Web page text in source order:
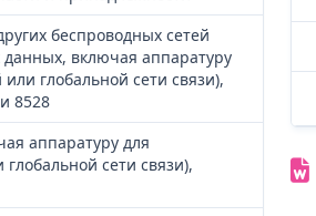
беспроводных сетей
включая аппаратуру
глобальной сети связи),
8528
аппаратуру для
сети связи),